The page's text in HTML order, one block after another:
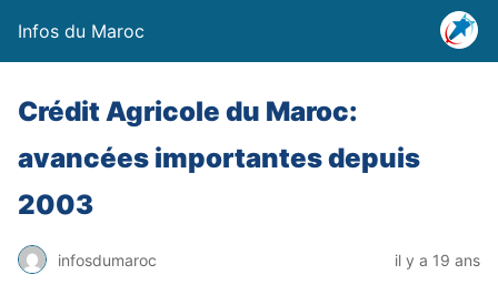
Infos du Maroc
Crédit Agricole du Maroc:
avancées importantes depuis
2003
infosdumaroc il y a 19 ans